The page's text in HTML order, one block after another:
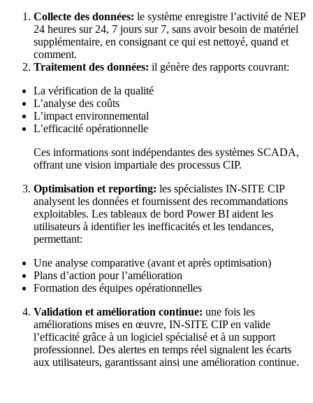
Collecte des données: le système enregistre l’activité de NEP
24 heures sur 24, 7 jours sur 7, sans avoir besoin de matériel
supplémentaire, en consignant ce qui est nettoyé, quand et
comment.
Traitement des données: il génère des rapports couvrant:
La vérification de la qualité
L’analyse des coûts
L’impact environnemental
L’efficacité opérationnelle
Ces informations sont indépendantes des systèmes SCADA,
offrant une vision impartiale des processus CIP.
Optimisation et reporting: les spécialistes IN-SITE CIP
analysent les données et fournissent des recommandations
exploitables. Les tableaux de bord Power BI aident les
utilisateurs à identifier les inefficacités et les tendances,
permettant:
Une analyse comparative (avant et après optimisation)
Plans d’action pour l’amélioration
Formation des équipes opérationnelles
Validation et amélioration continue: une fois les
améliorations mises en œuvre, IN-SITE CIP en valide
l’efficacité grâce à un logiciel spécialisé et à un support
professionnel. Des alertes en temps réel signalent les écarts
aux utilisateurs, garantissant ainsi une amélioration continue.